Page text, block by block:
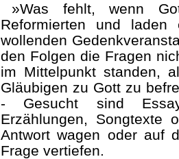
»Was fehlt, wenn
Reformierten und
wollenden
den Folgen die Fragen
im Mittelpunkt standen,
Gläubigen zu Gott zu
- Gesucht sind
Erzählungen, Songtexte
Antwort wagen oder auf
Frage vertiefen.